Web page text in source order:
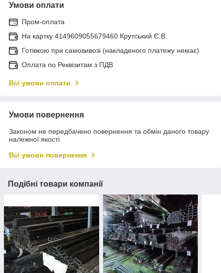
Умови оплати
Пром-оплата
На картку 4149609055679460 Крутський Є.В.
Готівкою при самовивозі (накладеного платежу немає)
Оплата по Реквізитам з ПДВ
Всі умови оплати
Умови повернення
Законом не передбачено повернення та обмін даного товару
належної якості
Всі умови повернення
Подібні товари компанії